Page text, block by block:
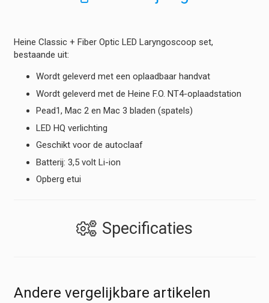
Heine Classic + Fiber Optic LED Laryngoscoop set,
bestaande uit:
Wordt geleverd met een oplaadbaar handvat
Wordt geleverd met de Heine F.O. NT4-oplaadstation
Pead1, Mac 2 en Mac 3 bladen (spatels)
LED HQ verlichting
Geschikt voor de autoclaaf
Batterij: 3,5 volt Li-ion
Opberg etui
Specificaties
Andere vergelijkbare artikelen